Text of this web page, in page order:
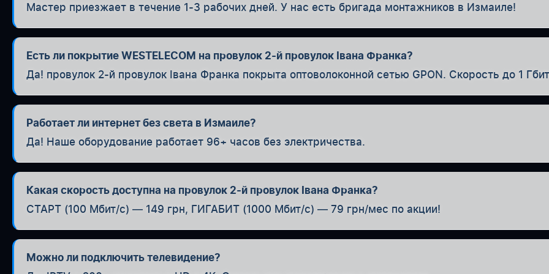
Мастер приезжает в течение 1-3 рабочих дней. У нас есть бригада монтажников в Измаиле!
Есть ли покрытие WESTELECOM на провулок 2-й провулок Івана Франка?
Да! провулок 2-й провулок Івана Франка покрыта оптоволоконной сетью GPON. Скорость до 1
Работает ли интернет без света в Измаиле?
Да! Наше оборудование работает 96+ часов без электричества.
Какая скорость доступна на провулок 2-й провулок Івана Франка?
СТАРТ (100 Мбит/с) — 149 грн, ГИГАБИТ (1000 Мбит/с) — 79 грн/мес по акции!
Можно ли подключить телевидение?